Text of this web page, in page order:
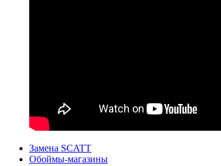
Замена SCATT
Обоймы-магазины